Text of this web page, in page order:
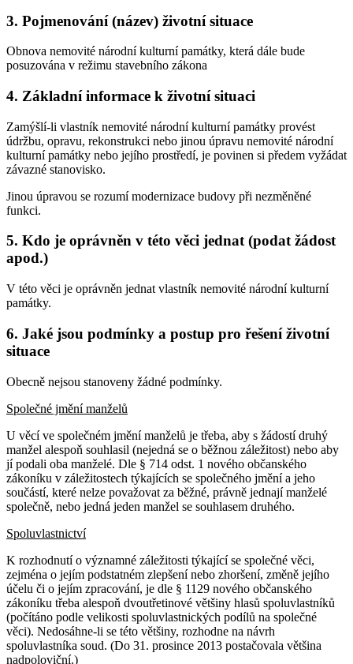
3. Pojmenování (název) životní situace
Obnova nemovité národní kulturní památky, která dále bude
posuzována v režimu stavebního zákona
4. Základní informace k životní situaci
Zamýšlí-li vlastník nemovité národní kulturní památky provést
údržbu, opravu, rekonstrukci nebo jinou úpravu nemovité národní
kulturní památky nebo jejího prostředí, je povinen si předem vyžádat
závazné stanovisko.
Jinou úpravou se rozumí modernizace budovy při nezměněné
funkci.
5. Kdo je oprávněn v této věci jednat (podat žádost
apod.)
V této věci je oprávněn jednat vlastník nemovité národní kulturní
památky.
6. Jaké jsou podmínky a postup pro řešení životní
situace
Obecně nejsou stanoveny žádné podmínky.
Společné jmění manželů
U věcí ve společném jmění manželů je třeba, aby s žádostí druhý
manžel alespoň souhlasil (nejedná se o běžnou záležitost) nebo aby
jí podali oba manželé. Dle § 714 odst. 1 nového občanského
zákoníku v záležitostech týkajících se společného jmění a jeho
součástí, které nelze považovat za běžné, právně jednají manželé
společně, nebo jedná jeden manžel se souhlasem druhého.
Spoluvlastnictví
K rozhodnutí o významné záležitosti týkající se společné věci,
zejména o jejím podstatném zlepšení nebo zhoršení, změně jejího
účelu či o jejím zpracování, je dle § 1129 nového občanského
zákoníku třeba alespoň dvoutřetinové většiny hlasů spoluvlastníků
(počítáno podle velikosti spoluvlastnických podílů na společné
věci). Nedosáhne-li se této většiny, rozhodne na návrh
spoluvlastníka soud. (Do 31. prosince 2013 postačovala většina
nadpoloviční.)